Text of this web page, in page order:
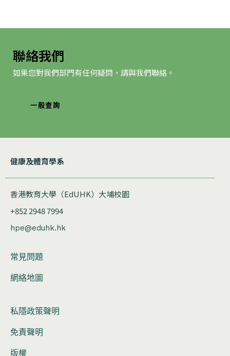
聯絡我們
如果您對我們部門有任何疑問，請與我們聯絡。
一般查詢
健康及體育學系
香港教育大學（EdUHK）大埔校園
+852 2948 7994
hpe@eduhk.hk
常見問題
網絡地圖
私隱政策聲明
免責聲明
版權